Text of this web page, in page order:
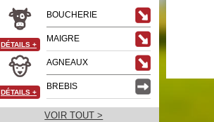
BOUCHERIE
MAIGRE
DÉTAILS +
AGNEAUX
BREBIS
DÉTAILS +
VOIR TOUT >